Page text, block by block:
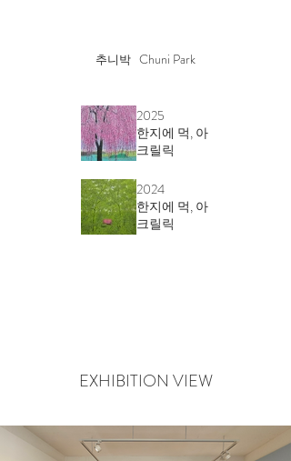
추니박 Chuni Park
2025
한지에 먹, 아
크릴릭
분홍소파가
2024
한지에 먹, 아
크릴릭
EXHIBITION VIEW